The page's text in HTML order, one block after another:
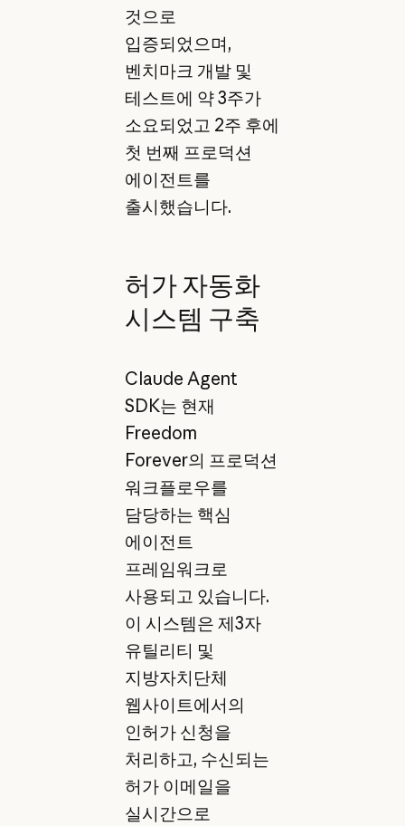
것으로
입증되었으며,
벤치마크 개발 및
테스트에 약 3주가
소요되었고 2주 후에
첫 번째 프로덕션
에이전트를
출시했습니다.
허가 자동화
시스템 구축
Claude Agent
SDK는 현재
Freedom
Forever의 프로덕션
워크플로우를
담당하는 핵심
에이전트
프레임워크로
사용되고 있습니다.
이 시스템은 제3자
유틸리티 및
지방자치단체
웹사이트에서의
인허가 신청을
처리하고, 수신되는
허가 이메일을
실시간으로